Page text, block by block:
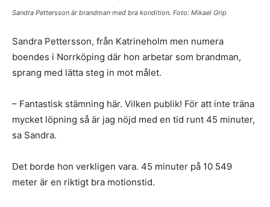
Sandra Pettersson är brandman med bra kondition. Foto: Mikael Grip
Sandra Pettersson, från Katrineholm men numera
boendes i Norrköping där hon arbetar som brandman,
sprang med lätta steg in mot målet.
– Fantastisk stämning här. Vilken publik! För att inte träna
mycket löpning så är jag nöjd med en tid runt 45 minuter,
sa Sandra.
Det borde hon verkligen vara. 45 minuter på 10 549
meter är en riktigt bra motionstid.